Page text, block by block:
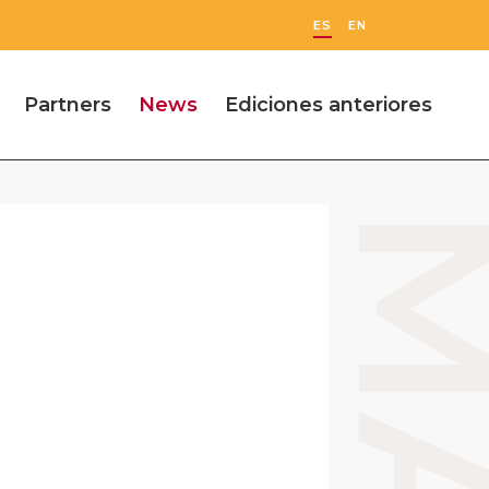
ES EN
Partners News Ediciones anteriores